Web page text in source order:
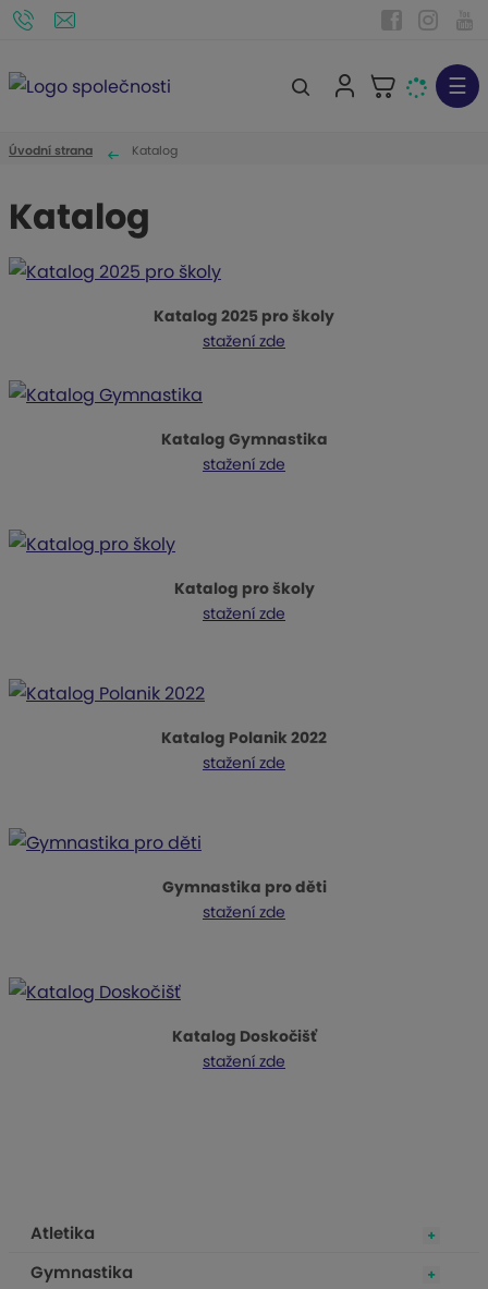
☰
Úvodní strana Katalog
Katalog
Katalog 2025 pro školy
stažení zde
Katalog Gymnastika
stažení zde
Katalog pro školy
stažení zde
Katalog Polanik 2022
stažení zde
Gymnastika pro děti
stažení zde
Katalog Doskočišť
stažení zde
Atletika
Gymnastika